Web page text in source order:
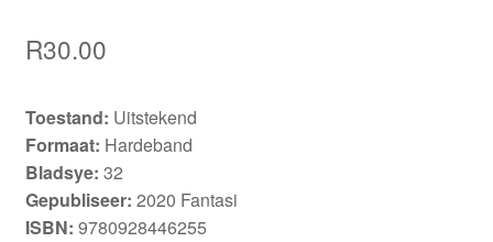
R30.00
Toestand: Uitstekend
Formaat: Hardeband
Bladsye: 32
Gepubliseer: 2020 Fantasi
ISBN: 9780928446255